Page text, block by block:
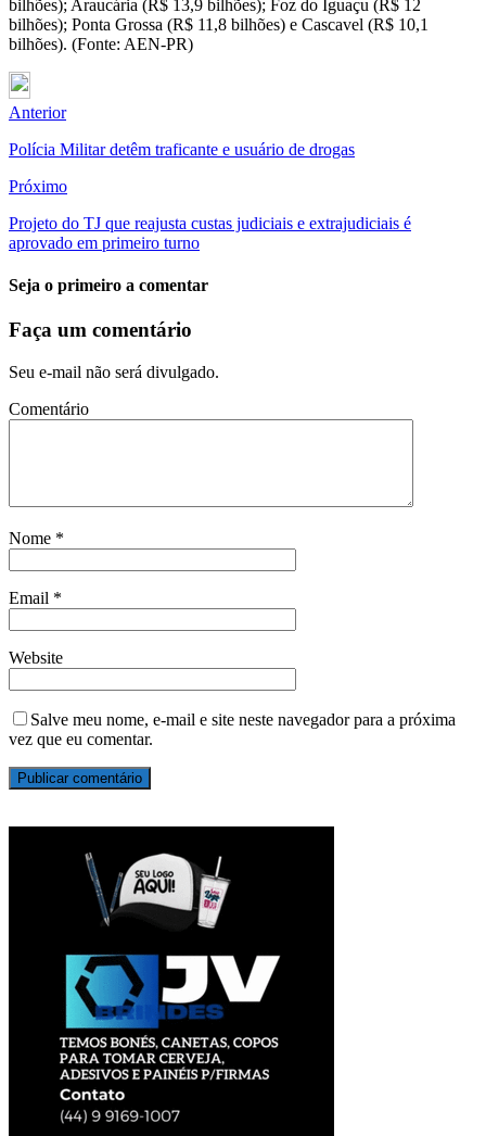
bilhões); Araucária (R$ 13,9 bilhões); Foz do Iguaçu (R$ 12
bilhões); Ponta Grossa (R$ 11,8 bilhões) e Cascavel (R$ 10,1
bilhões). (Fonte: AEN-PR)
Anterior
Polícia Militar detêm traficante e usuário de drogas
Próximo
Projeto do TJ que reajusta custas judiciais e extrajudiciais é
aprovado em primeiro turno
Seja o primeiro a comentar
Faça um comentário
Seu e-mail não será divulgado.
Comentário
Nome *
Email *
Website
Salve meu nome, e-mail e site neste navegador para a próxima
vez que eu comentar.